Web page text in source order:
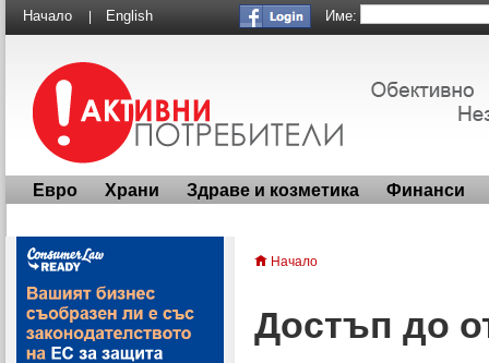
Начало English Име:
Евро Храни Здраве и козметика Финанси
Начало
Достъп до